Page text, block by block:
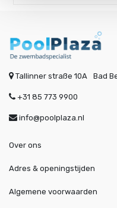
Tallinner straße 10A Bad
+31 85 773 9900
info@poolplaza.nl
Over ons
Adres & openingstijden
Algemene voorwaarden